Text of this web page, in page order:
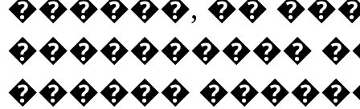
������, ��
����������
������